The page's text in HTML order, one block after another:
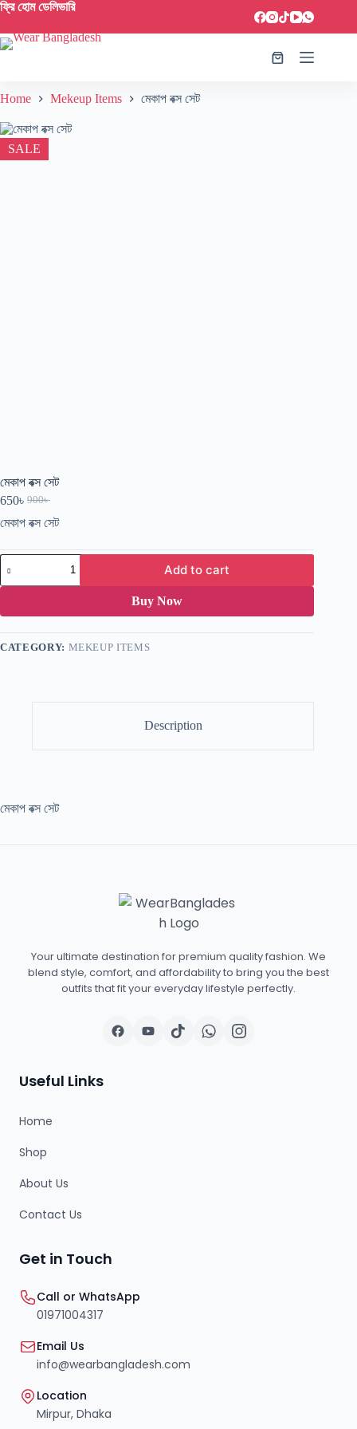
ফ্রি হোম ডেলিভারি
Home Mekeup Items মেকাপ বক্স সেট
SALE
মেকাপ বক্স সেট
900৳
650৳
মেকাপ বক্স সেট
Add to cart
Buy Now
CATEGORY: MEKEUP ITEMS
Description
মেকাপ বক্স সেট
Your ultimate destination for premium quality fashion. We
blend style, comfort, and affordability to bring you the best
outfits that fit your everyday lifestyle perfectly.
Useful Links
Home
Shop
About Us
Contact Us
Get in Touch
Call or WhatsApp
01971004317
Email Us
info@wearbangladesh.com
Location
Mirpur, Dhaka